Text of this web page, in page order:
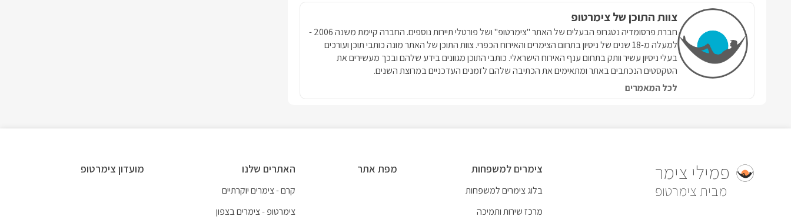
צוות התוכן של צימרטופ
חברת פרסומדיה נטגרופ הבעלים של האתר "צימרטופ" ושל פורטלי תיירות נוספים. החברה קיימת משנה 2006 -
למעלה מ-18 שנים של ניסיון בתחום הצימרים והאירוח הכפרי. צוות התוכן של האתר מונה כותבי תוכן ועורכים
בעלי ניסיון עשיר וותק בתחום ענף האירוח הישראלי. כותבי התוכן מגוונים בידע שלהם ובכך מעשירים את
הטקסטים הנכתבים באתר ומתאימים את הכתיבה שלהם לזמנים העדכניים במרוצת השנים.
לכל המאמרים
פמילי צימר
צימרטופ
צימרים למשפחות
בלוג צימרים למשפחות
מרכז שירות ותמיכה
מפת אתר האתרים שלנו
קרם - צימרים יוקרתיים
צימרטופ - צימרים בצפון
מועדון צימרטופ